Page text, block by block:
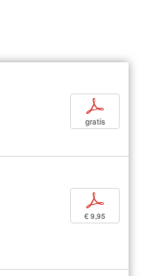
p
gratis
p
€ 9,95